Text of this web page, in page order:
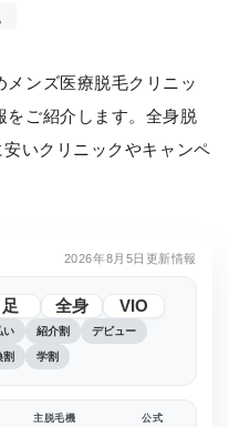
ンズ医療脱毛クリニッ
をご紹介します。全身脱
いクリニックやキャンペ
2026年8月5日更新情報
足 全身 VIO
い 紹介割 デビュー
割 学割
主脱毛機 公式